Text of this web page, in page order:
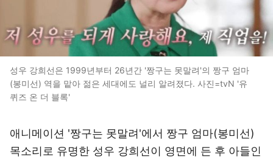
성우 강희선은 1999년부터 26년간 '짱구는 못말려'의 짱구 엄마
(봉미선) 역을 맡아 젊은 세대에도 널리 알려졌다. 사진=tvN '유
퀴즈 온 더 블록'
애니메이션 '짱구는 못말려'에서 짱구 엄마(봉미선)
목소리로 유명한 성우 강희선이 영면에 든 후 아들인